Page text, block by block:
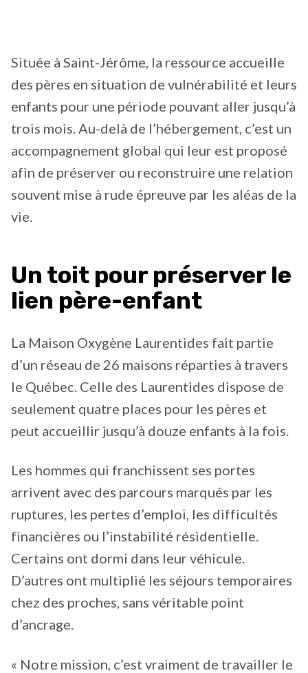
Située à Saint-Jérôme, la ressource accueille
des pères en situation de vulnérabilité et leurs
enfants pour une période pouvant aller jusqu’à
trois mois. Au-delà de l’hébergement, c’est un
accompagnement global qui leur est proposé
afin de préserver ou reconstruire une relation
souvent mise à rude épreuve par les aléas de la
vie.
Un toit pour préserver le
lien père-enfant
La Maison Oxygène Laurentides fait partie
d’un réseau de 26 maisons réparties à travers
le Québec. Celle des Laurentides dispose de
seulement quatre places pour les pères et
peut accueillir jusqu’à douze enfants à la fois.
Les hommes qui franchissent ses portes
arrivent avec des parcours marqués par les
ruptures, les pertes d’emploi, les difficultés
financières ou l’instabilité résidentielle.
Certains ont dormi dans leur véhicule.
D’autres ont multiplié les séjours temporaires
chez des proches, sans véritable point
d’ancrage.
« Notre mission, c’est vraiment de travailler le